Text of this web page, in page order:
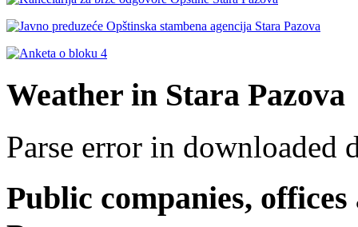
Weather in Stara Pazova
Parse error in downloaded
Public companies,